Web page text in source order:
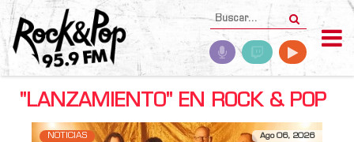
"LANZAMIENTO" EN ROCK & POP
NOTICIAS Ago 06, 2026